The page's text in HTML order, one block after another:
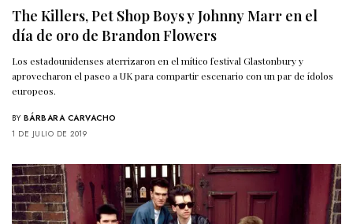
The Killers, Pet Shop Boys y Johnny Marr en el
día de oro de Brandon Flowers
Los estadounidenses aterrizaron en el mítico festival Glastonbury y
aprovecharon el paseo a UK para compartir escenario con un par de ídolos
europeos.
BY BÁRBARA CARVACHO
1 DE JULIO DE 2019